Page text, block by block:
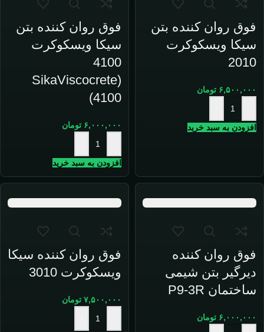
فوق روان کننده بتن
سیکا ویسکوکرت
2010
۶,۵۰۰,۰۰۰ تومان
افزودن به سبد خرید
فوق روان کننده بتن
سیکا ویسکوکرت
4100
(SikaViscocrete
4100)
۶,۰۰۰,۰۰۰ تومان
افزودن به سبد خرید
فوق روان کننده
دیرگیر بتن شیمی
ساختمان P9-3R
۶,۰۰۰,۰۰۰ تومان
فوق روان کننده سیکا
ویسکوکرت 3010
۷,۵۰۰,۰۰۰ تومان